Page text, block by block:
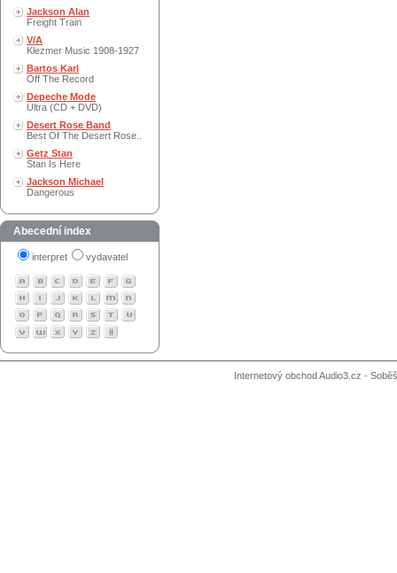
Jackson Alan
Freight Train
V/A
Klezmer Music 1908-1927
Bartos Karl
Off The Record
Depeche Mode
Ultra (CD + DVD)
Desert Rose Band
Best Of The Desert Rose..
Getz Stan
Stan Is Here
Jackson Michael
Dangerous
Abecední index
interpret vydavatel
Internetový obchod Audio3.cz -